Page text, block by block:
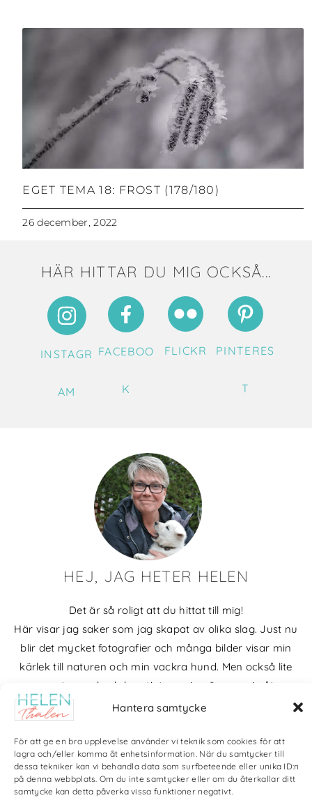
Hantera samtycke
För att ge en bra upplevelse använder vi teknik som cookies för att
lagra och/eller komma åt enhetsinformation. När du samtycker till
dessa tekniker kan vi behandla data som surfbeteende eller unika ID:n
på denna webbplats. Om du inte samtycker eller om du återkallar ditt
samtycke kan detta påverka vissa funktioner negativt.
EGET TEMA 18: FROST (178/180)
26 december, 2022
HÄR HITTAR DU MIG OCKSÅ...
INSTAGR
AM
FACEBOO
K
FLICKR PINTERES
T
HEJ, JAG HETER HELEN
Det är så roligt att du hittat till mig!
Här visar jag saker som jag skapat av olika slag. Just nu
blir det mycket fotografier och många bilder visar min
kärlek till naturen och min vackra hund. Men också lite
annat pyssel och kreativt som jag ägnar mig åt.
Bloggarkiv